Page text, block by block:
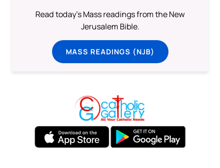
Read today's Mass readings from the New
Jerusalem Bible.
MASS READINGS (NJB)